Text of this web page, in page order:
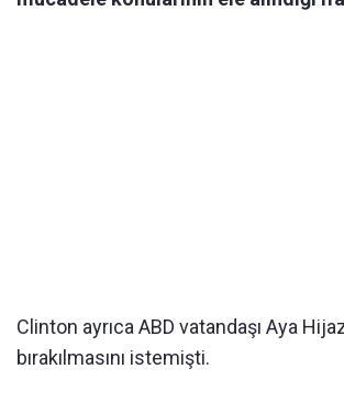
Clinton ayrıca ABD vatandaşı Aya
bırakılmasını istemişti.